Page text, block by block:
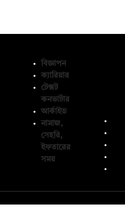
বিজ্ঞাপন
ক্যারিয়ার
টেক্সট
কনভার্টার
আর্কাইভ
নামাজ,
সেহরি,
ইফতারের
সময়